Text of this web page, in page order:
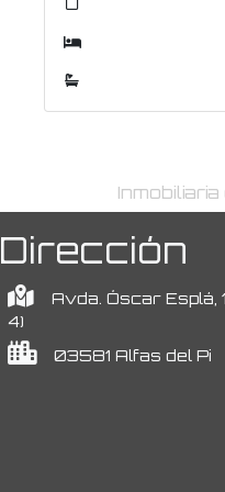
Dirección
Avda. Óscar Esplá,
4)
03581 Alfas del Pi